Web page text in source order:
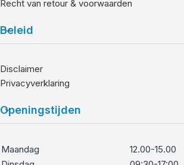
Recht van retour & voorwaarden
Beleid
Disclaimer
Privacyverklaring
Openingstijden
Maandag
12.00-15.00